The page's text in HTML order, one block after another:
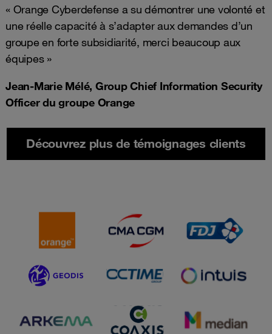
« Orange Cyberdefense a su démontrer une volonté et
une réelle capacité à s’adapter aux demandes d’un
groupe en forte subsidiarité, merci beaucoup aux
équipes »
Jean-Marie Mélé, Group Chief Information Security
Officer du groupe Orange
Découvrez plus de témoignages clients